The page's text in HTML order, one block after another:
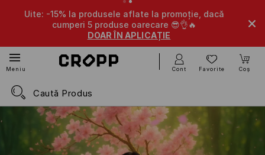
Uite: -15% la produsele aflate la promoție, dacă
cumperi 5 produse oarecare 😎👌🔥
DOAR ÎN APLICAȚIE
Meniu Cont Favorite Coș